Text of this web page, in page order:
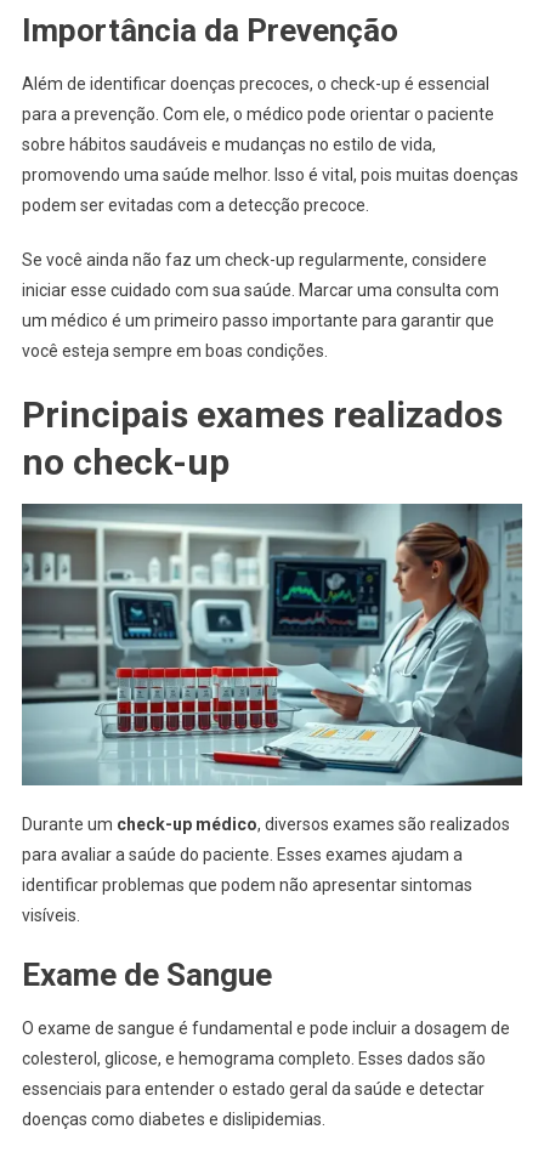
Importância da Prevenção
Além de identificar doenças precoces, o check-up é essencial
para a prevenção. Com ele, o médico pode orientar o paciente
sobre hábitos saudáveis e mudanças no estilo de vida,
promovendo uma saúde melhor. Isso é vital, pois muitas doenças
podem ser evitadas com a detecção precoce.
Se você ainda não faz um check-up regularmente, considere
iniciar esse cuidado com sua saúde. Marcar uma consulta com
um médico é um primeiro passo importante para garantir que
você esteja sempre em boas condições.
Principais exames realizados
no check-up
Durante um check-up médico, diversos exames são realizados
para avaliar a saúde do paciente. Esses exames ajudam a
identificar problemas que podem não apresentar sintomas
visíveis.
Exame de Sangue
O exame de sangue é fundamental e pode incluir a dosagem de
colesterol, glicose, e hemograma completo. Esses dados são
essenciais para entender o estado geral da saúde e detectar
doenças como diabetes e dislipidemias.